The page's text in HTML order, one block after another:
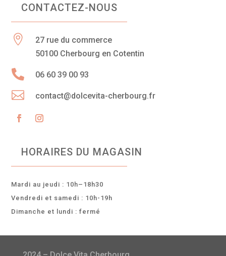
CONTACTEZ-NOUS

27 rue du commerce
50100 Cherbourg en Cotentin
 06 60 39 00 93
 contact@dolcevita-cherbourg.fr
HORAIRES DU MAGASIN
Mardi au jeudi : 10h–18h30
Vendredi et samedi : 10h-19h
Dimanche et lundi : fermé